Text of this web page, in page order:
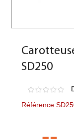
SD250
Référence